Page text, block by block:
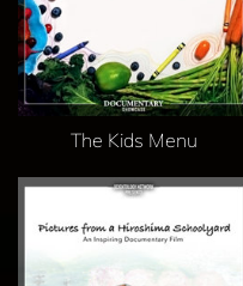
The Kids Menu